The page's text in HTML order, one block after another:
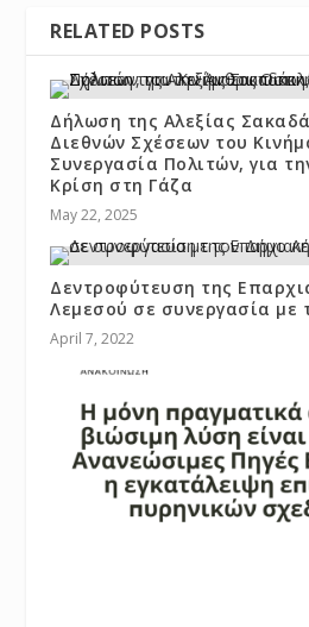
RELATED POSTS
Δήλωση της Αλεξίας
Διεθνών Σχέσεων του
Συνεργασία Πολιτών, για
Κρίση στη Γάζα
May 22, 2025
Δεντροφύτευση της
Λεμεσού σε συνεργασία με
April 7, 2022